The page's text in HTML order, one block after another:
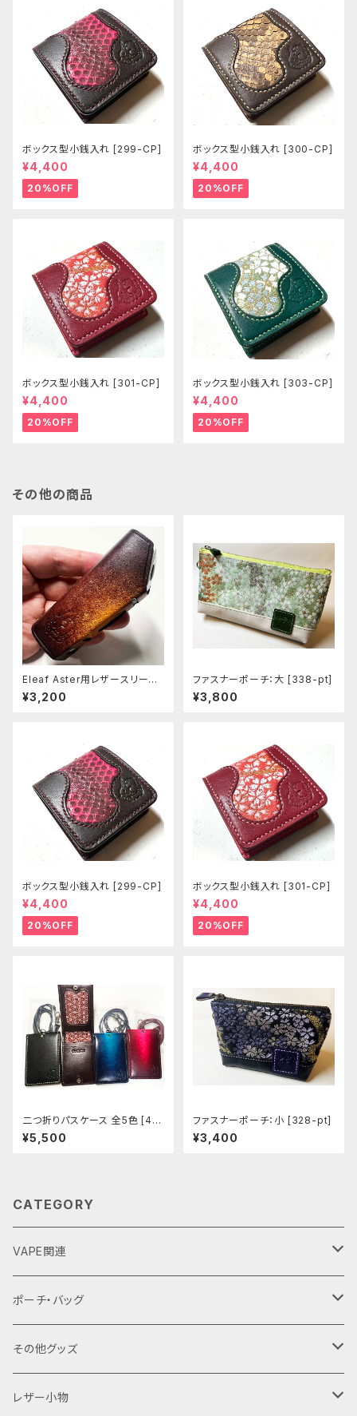
ボックス型小銭入れ [299-CP]
¥4,400
20%OFF
ボックス型小銭入れ [300-CP]
¥4,400
20%OFF
ボックス型小銭入れ [301-CP]
¥4,400
20%OFF
ボックス型小銭入れ [303-CP]
¥4,400
20%OFF
その他の商品
Eleaf Aster用レザースリーブ
[404-as]
¥3,200
ファスナーポーチ：大 [338-pt]
¥3,800
ボックス型小銭入れ [299-CP]
¥4,400
20%OFF
ボックス型小銭入れ [301-CP]
¥4,400
20%OFF
二つ折りパスケース 全5色 [44
3-447]
¥5,500
ファスナーポーチ：小 [328-pt]
¥3,400
CATEGORY
VAPE関連
バッテリーケース
18650用
18350用
VAPEデバイス用スリーブ・ケース
iStick Pico 75w
ポーチ・バッグ
ファスナーポーチ
L字ファスナーポーチ
巾着バッグ
その他グッズ
Tシャツ
レザー小物